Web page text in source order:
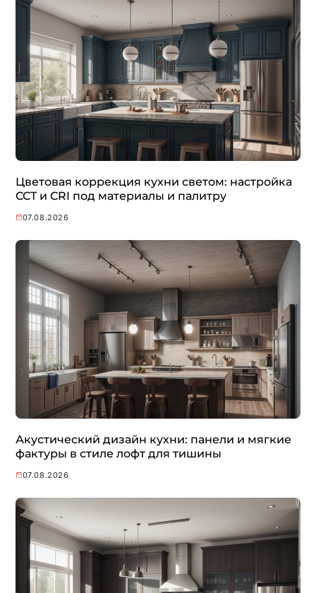
Цветовая коррекция кухни светом: настройка
CCT и CRI под материалы и палитру
07.08.2026
Акустический дизайн кухни: панели и мягкие
фактуры в стиле лофт для тишины
07.08.2026